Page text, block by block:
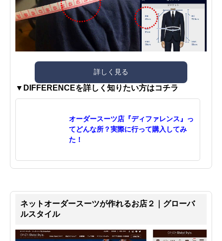
詳しく見る
▼DIFFERENCEを詳しく知りたい方はコチラ
オーダースーツ店『ディファレンス』っ
てどんな所？実際に行って購入してみ
た！
ネットオーダースーツが作れるお店２｜グローバ
ルスタイル